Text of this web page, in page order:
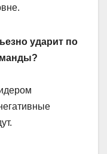
ударит по